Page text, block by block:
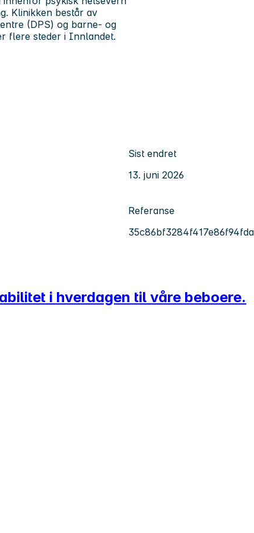
Klinikken består av
(DPS) og barne- og
flere steder i Innlandet.
Sist endret
13. juni 2026
Referanse
i hverdagen til våre beboere.